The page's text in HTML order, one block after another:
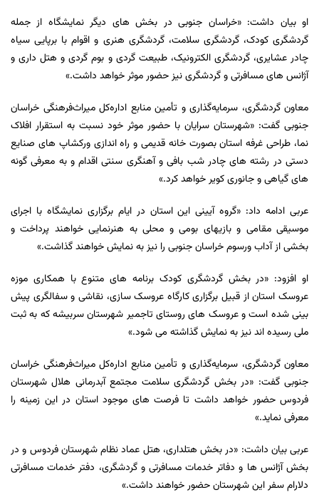
او بیان داشت: «خراسان جنوبی در بخش های دیگر نمایشگاه از جمله
گردشگری کودک، گردشگری سلامت، گردشگری هنری و اقوام با برپایی سیاه
چادر عشایری، گردشگری الکترونیک، طبیعت گردی و بوم گردی و هتل داری و
آژانس های مسافرتی و گردشگری نیز حضور موثر خواهد داشت.»
معاون گردشگری، سرمایه‌گذاری و تأمین منابع اداره‌کل میراث‌فرهنگی خراسان
جنوبی گفت: «شهرستان سرایان با حضور موثر خود نسبت به استقرار افلاک
نما، طراحی غرفه استان بصورت خانه قدیمی و راه اندازی ورکشاپ های صنایع
دستی در رشته های چادر شب بافی و آهنگری سنتی اقدام و به معرفی گونه
های گیاهی و جانوری کویر خواهد کرد.»
عربی ادامه داد: «گروه آیینی این استان در ایام برگزاری نمایشگاه با اجرای
موسیقی مقامی و بازیهای بومی و محلی به هنرنمایی خواهند پرداخت و
بخشی از آداب ورسوم خراسان جنوبی را نیز به نمایش خواهند گذاشت.»
او افزود: «در بخش گردشگری کودک برنامه های متنوع با همکاری موزه
عروسک استان از قبیل برگزاری کارگاه عروسک سازی، نقاشی و سفالگری پیش
بینی شده است و عروسک های روستای تاجمیر شهرستان سربیشه که به ثبت
ملی رسیده اند نیز به نمایش گذاشته می شود.»
معاون گردشگری، سرمایه‌گذاری و تأمین منابع اداره‌کل میراث‌فرهنگی خراسان
جنوبی گفت: «در بخش گردشگری سلامت مجتمع آبدرمانی هلال شهرستان
فردوس حضور خواهد داشت تا فرصت های موجود استان در این زمینه را
معرفی نماید.»
عربی بیان داشت: «در بخش هتلداری، هتل عماد نظام شهرستان فردوس و در
بخش آژانس ها و دفاتر خدمات مسافرتی و گردشگری، دفتر خدمات مسافرتی
دلارام سفر این شهرستان حضور خواهند داشت.»